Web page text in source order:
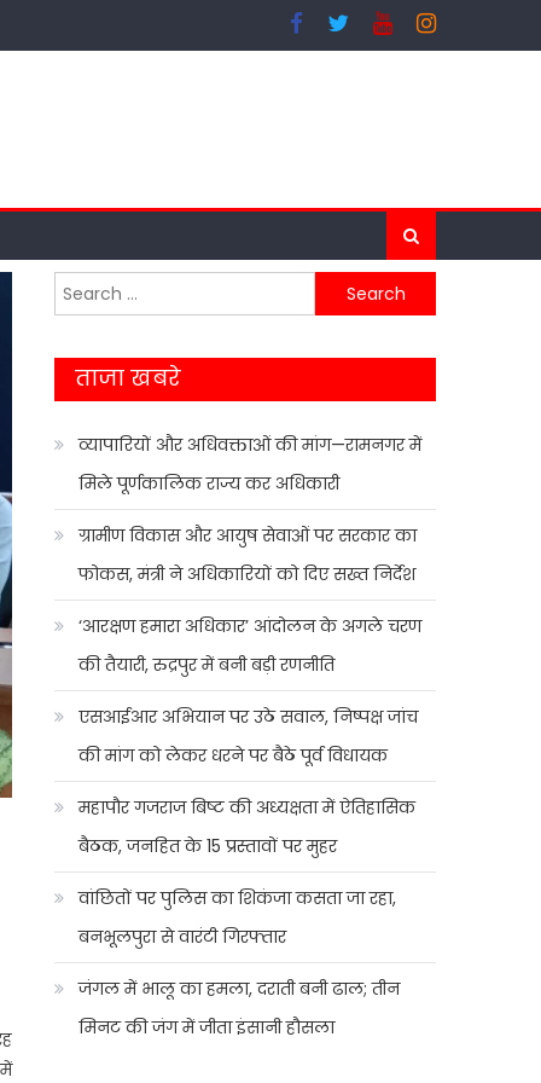
Search
for:
ताजा खबरे
व्यापारियों और अधिवक्ताओं की मांग—रामनगर में
मिले पूर्णकालिक राज्य कर अधिकारी
ग्रामीण विकास और आयुष सेवाओं पर सरकार का
फोकस, मंत्री ने अधिकारियों को दिए सख्त निर्देश
‘आरक्षण हमारा अधिकार’ आंदोलन के अगले चरण
की तैयारी, रुद्रपुर में बनी बड़ी रणनीति
एसआईआर अभियान पर उठे सवाल, निष्पक्ष जांच
की मांग को लेकर धरने पर बैठे पूर्व विधायक
महापौर गजराज बिष्ट की अध्यक्षता में ऐतिहासिक
बैठक, जनहित के 15 प्रस्तावों पर मुहर
वांछितों पर पुलिस का शिकंजा कसता जा रहा,
बनभूलपुरा से वारंटी गिरफ्तार
जंगल में भालू का हमला, दराती बनी ढाल; तीन
मिनट की जंग में जीता इंसानी हौसला